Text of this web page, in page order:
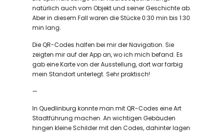
natürlich auch vom Objekt und seiner Geschichte ab.
Aber in diesem Fall waren die Stücke 0:30 min bis 1:30
min lang.
Die QR-Codes halfen bei mir der Navigation. Sie
zeigten mir auf der App an, wo ich mich befand. Es
gab eine Karte von der Ausstellung, dort war farbig
mein Standort unterlegt. Sehr praktisch!
—
In Quedlinburg konnte man mit QR-Codes eine Art
Stadtführung machen. An wichtigen Gebäuden
hingen kleine Schilder mit den Codes, dahinter lagen